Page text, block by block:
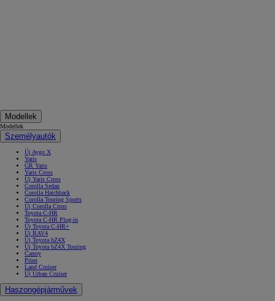
Modellek
Modellek
Személyautók
Új Aygo X
Yaris
GR Yaris
Yaris Cross
Új Yaris Cross
Corolla Sedan
Corolla Hatchback
Corolla Touring Sports
Új Corolla Cross
Toyota C-HR
Toyota C-HR Plug-in
Új Toyota C-HR+
Új RAV4
Új Toyota bZ4X
Új Toyota bZ4X Touring
Camry
Prius
Land Cruiser
Új Urban Cruiser
Haszongépjárművek